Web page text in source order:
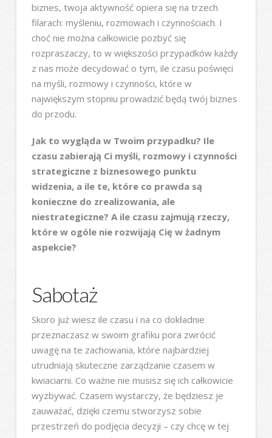
biznes, twoja aktywność opiera się na trzech
filarach: myśleniu, rozmowach i czynnościach. I
choć nie można całkowicie pozbyć się
rozpraszaczy, to w większości przypadków każdy
z nas może decydować o tym, ile czasu poświęci
na myśli, rozmowy i czynności, które w
największym stopniu prowadzić będą twój biznes
do przodu.
Jak to wygląda w Twoim przypadku? Ile
czasu zabierają Ci myśli, rozmowy i czynności
strategiczne z biznesowego punktu
widzenia, a ile te, które co prawda są
konieczne do zrealizowania, ale
niestrategiczne? A ile czasu zajmują rzeczy,
które w ogóle nie rozwijają Cię w żadnym
aspekcie?
Sabotaż
Skoro już wiesz ile czasu i na co dokładnie
przeznaczasz w swoim grafiku pora zwrócić
uwagę na te zachowania, które najbardziej
utrudniają skuteczne zarządzanie czasem w
kwiaciarni. Co ważne nie musisz się ich całkowicie
wyzbywać. Czasem wystarczy, że będziesz je
zauważać, dzięki czemu stworzysz sobie
przestrzeń do podjęcia decyzji – czy chcę w tej